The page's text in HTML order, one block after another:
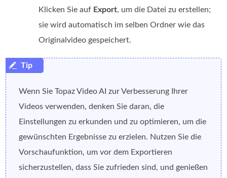
Klicken Sie auf Export, um die Datei zu erstellen;
sie wird automatisch im selben Ordner wie das
Originalvideo gespeichert.
Wenn Sie Topaz Video AI zur Verbesserung Ihrer
Videos verwenden, denken Sie daran, die
Einstellungen zu erkunden und zu optimieren, um die
gewünschten Ergebnisse zu erzielen. Nutzen Sie die
Vorschaufunktion, um vor dem Exportieren
sicherzustellen, dass Sie zufrieden sind, und genießen